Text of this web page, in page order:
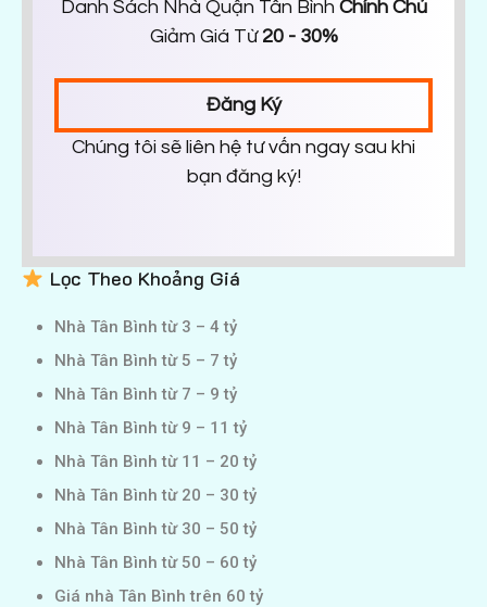
Danh Sách Nhà Quận Tân Bình Chính Chủ
Giảm Giá Từ 20 - 30%
Đăng Ký
Chúng tôi sẽ liên hệ tư vấn ngay sau khi
bạn đăng ký!
Lọc Theo Khoảng Giá
Nhà Tân Bình từ 3 – 4 tỷ
Nhà Tân Bình từ 5 – 7 tỷ
Nhà Tân Bình từ 7 – 9 tỷ
Nhà Tân Bình từ 9 – 11 tỷ
Nhà Tân Bình từ 11 – 20 tỷ
Nhà Tân Bình từ 20 – 30 tỷ
Nhà Tân Bình từ 30 – 50 tỷ
Nhà Tân Bình từ 50 – 60 tỷ
Giá nhà Tân Bình trên 60 tỷ